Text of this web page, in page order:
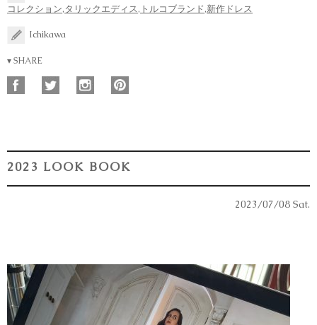
コレクション,タリックエディス, トルコブランド,新作ドレス
Ichikawa
▾ SHARE
2023 LOOK BOOK
2023/07/08 Sat.